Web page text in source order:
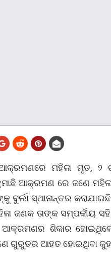
ମହିଳା ମୃତ, ୨
ଆକ୍ରମଣ ରେ ଜଣେ
ସ୍ଥାନାନ୍ତର କରାଯାଇଛି
ଜଣକ ତାଙ୍କ
ଆକ୍ରମଣର ଶିକାର
ଗୁରୁତର ଆହତ ହୋଇଥିବା